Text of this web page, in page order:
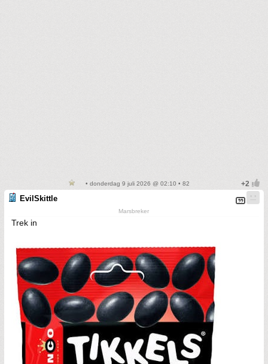
• donderdag 9 juli 2026 @ 02:10 • 82
EvilSkittle
Marsbreker
Trek in